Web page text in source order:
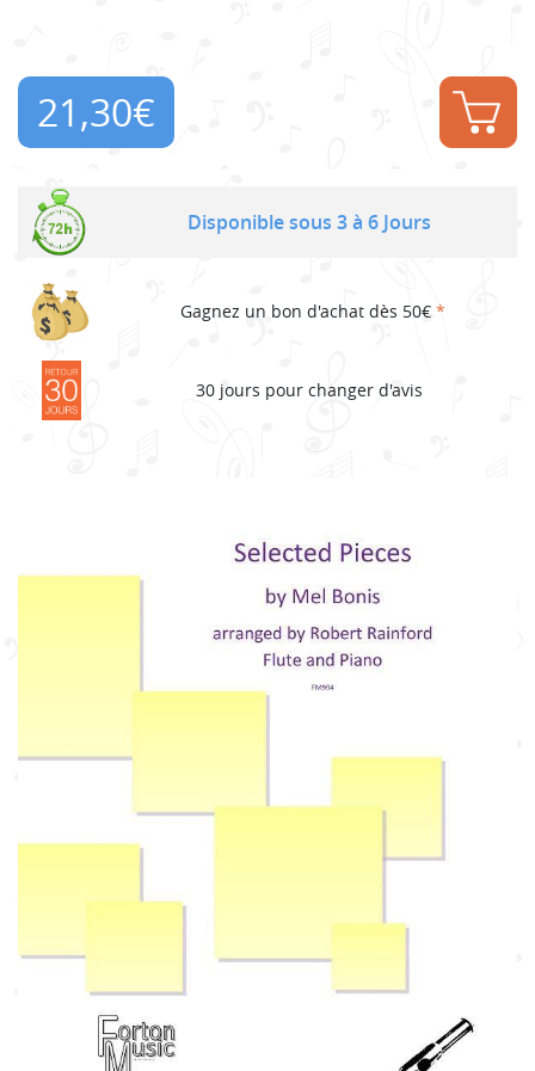
21,30€
Disponible sous 3 à 6 Jours
Gagnez un bon d'achat dès 50€ *
30 jours pour changer d'avis